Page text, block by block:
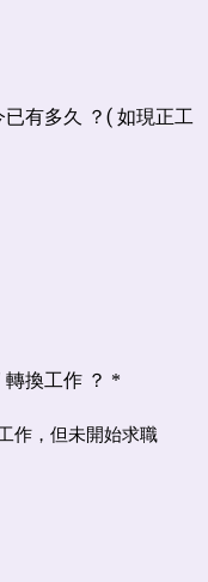
有多久 ？( 如現正工
換工作 ？ *
作，但未開始求職